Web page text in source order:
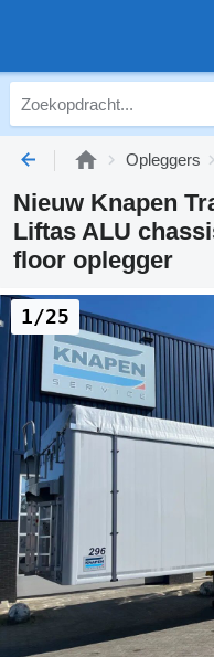
Opleggers
Nieuw Knapen
Liftas ALU
floor oplegger
1/25